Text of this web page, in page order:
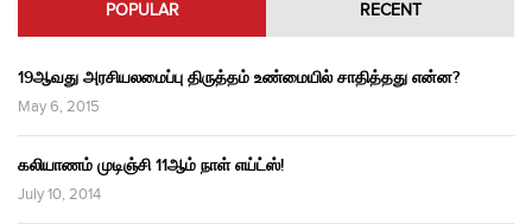
POPULAR RECENT
19ஆவது அரசியலமைப்பு திருத்தம் உண்மையில் சாதித்தது என்ன?
May 6, 2015
கலியாணம் முடிஞ்சி 11ஆம் நாள் எய்ட்ஸ்!
July 10, 2014